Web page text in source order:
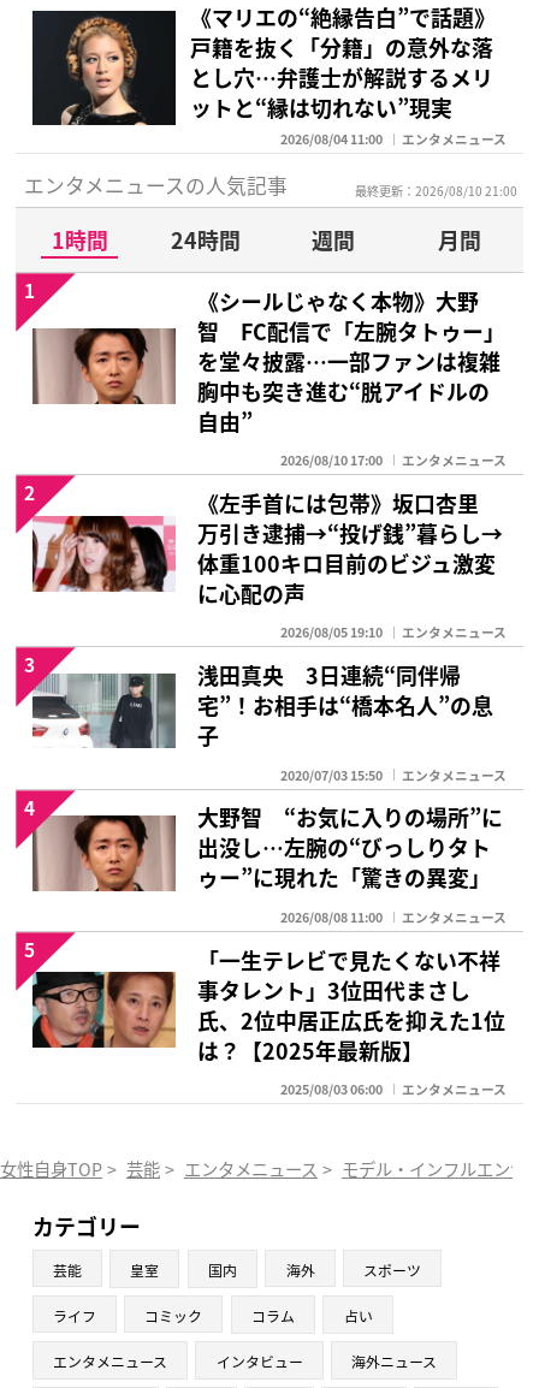
《マリエの“絶縁告白”で話題》
戸籍を抜く「分籍」の意外な落
とし穴…弁護士が解説するメリ
ットと“縁は切れない”現実
2026/08/04 11:00 エンタメニュース
エンタメニュースの人気記事 最終更新：2026/08/10 21:00
1時間 24時間 週間
月間
《シールじゃなく本物》大野
智 FC配信で「左腕タトゥー」
を堂々披露…一部ファンは複雑
胸中も突き進む“脱アイドルの
自由”
2026/08/10 17:00 エンタメニュース
1
《左手首には包帯》坂口杏里
万引き逮捕→“投げ銭”暮らし→
体重100キロ目前のビジュ激変
に心配の声
2026/08/05 19:10 エンタメニュース
2
浅田真央 3日連続“同伴帰
宅”！お相手は“橋本名人”の息
子
2020/07/03 15:50 エンタメニュース
3
大野智 “お気に入りの場所”に
出没し…左腕の“びっしりタト
ゥー”に現れた「驚きの異変」
2026/08/08 11:00 エンタメニュース
4
「一生テレビで見たくない不祥
事タレント」3位田代まさし
氏、2位中居正広氏を抑えた1位
は？【2025年最新版】
2025/08/03 06:00 エンタメニュース
5
女性自身TOP > 芸能 > エンタメニュース > モデル・インフルエンサ
カテゴリー
芸能 皇室 国内 海外 スポーツ
ライフ コミック コラム 占い
エンタメニュース インタビュー 海外ニュース